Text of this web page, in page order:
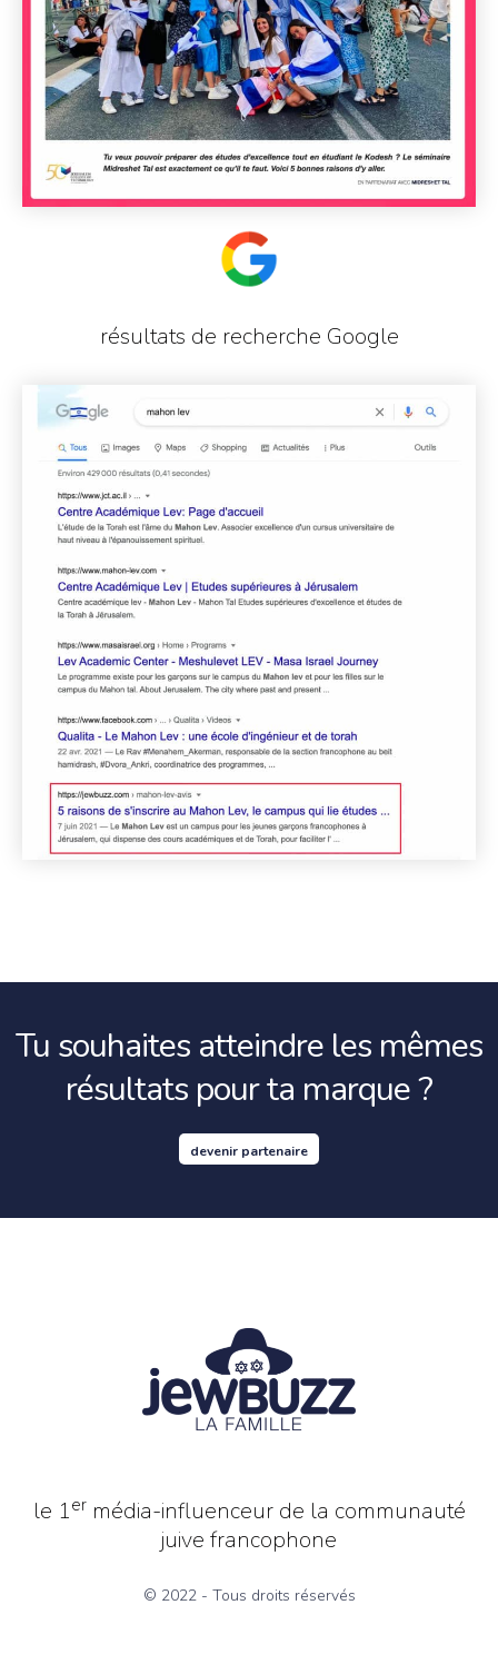
résultats de recherche Google
Tu souhaites atteindre les mêmes
résultats pour ta marque ?
devenir partenaire
le 1ermédia-influenceur de la communauté
juive francophone
© 2022 - Tous droits réservés